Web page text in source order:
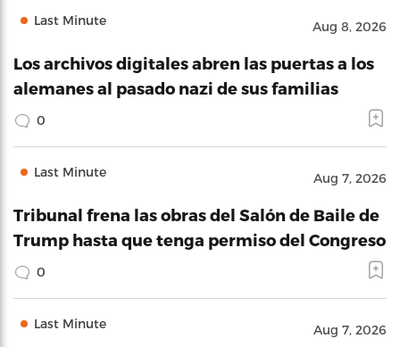
Last Minute Aug 8, 2026
Los archivos digitales abren las puertas a los
alemanes al pasado nazi de sus familias
0
Last Minute Aug 7, 2026
Tribunal frena las obras del Salón de Baile de
Trump hasta que tenga permiso del Congreso
0
Last Minute Aug 7, 2026